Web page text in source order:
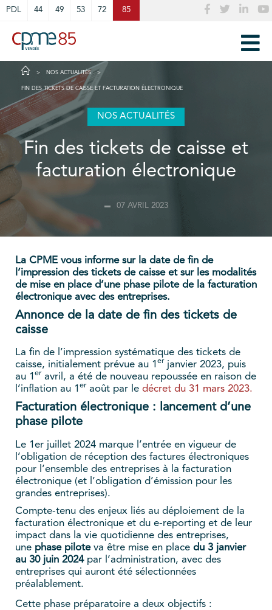
PDL 44 49 53 72 85
NOS ACTUALITÉS
FIN DES TICKETS DE CAISSE ET FACTURATION ÉLECTRONIQUE
NOS ACTUALITÉS
Fin des tickets de caisse et
facturation électronique
07 AVRIL 2023
La CPME vous informe sur la date de fin de
l’impression des tickets de caisse et sur les modalités
de mise en place d’une phase pilote de la facturation
électronique avec des entreprises.
Annonce de la date de fin des tickets de
caisse
La fin de l’impression systématique des tickets de
caisse, initialement prévue au 1 er janvier 2023, puis
au 1 er avril, a été de nouveau repoussée en raison de
l’inflation au 1 er août par le décret du 31 mars 2023.
Facturation électronique : lancement d’une
phase pilote
Le 1er juillet 2024 marque l’entrée en vigueur de
l’obligation de réception des factures électroniques
pour l’ensemble des entreprises à la facturation
électronique (et l’obligation d’émission pour les
grandes entreprises).
Compte-tenu des enjeux liés au déploiement de la
facturation électronique et du e-reporting et de leur
impact dans la vie quotidienne des entreprises,
une phase pilote va être mise en place du 3 janvier
au 30 juin 2024par l’administration, avec des
entreprises qui auront été sélectionnées
préalablement.
Cette phase préparatoire a deux objectifs :
Cookies management panel